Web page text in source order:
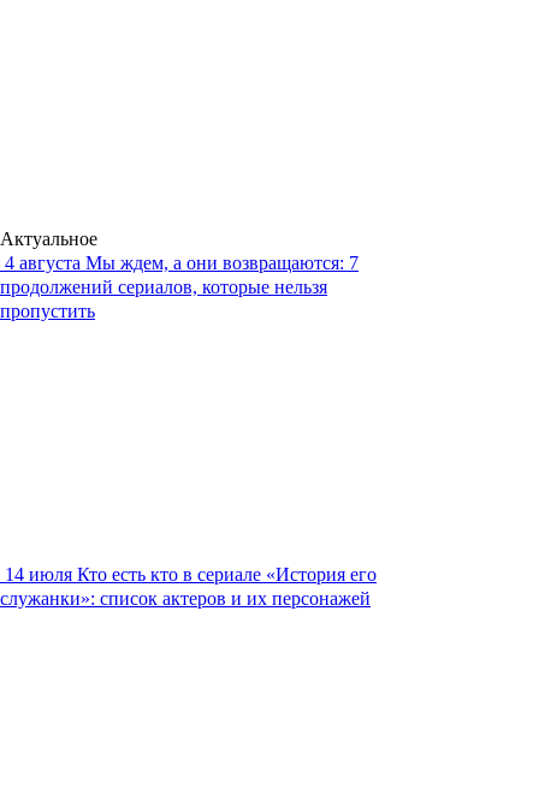
Актуальное
4 августа Мы ждем, а они возвращаются: 7
продолжений сериалов, которые нельзя
пропустить
14 июля Кто есть кто в сериале «История его
служанки»: список актеров и их персонажей